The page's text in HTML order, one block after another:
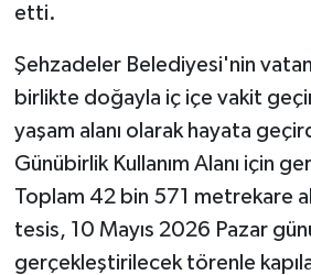
etti.
Şehzadeler Belediyesi'nin
birlikte doğayla iç içe vakit
yaşam alanı olarak hayata
Günübirlik Kullanım Alanı için
Toplam 42 bin 571 metrekare
tesis, 10 Mayıs 2026 Pazar
gerçekleştirilecek törenle